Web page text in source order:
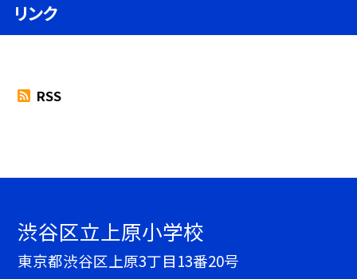
リンク
RSS
渋谷区立上原小学校
東京都渋谷区上原3丁目13番20号